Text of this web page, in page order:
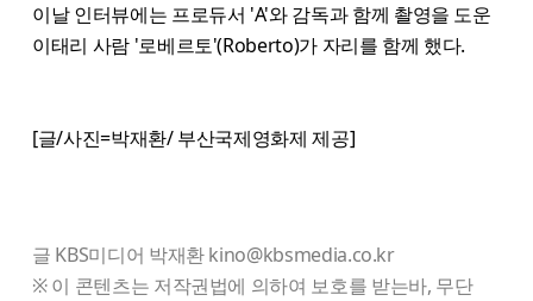
이날 인터뷰에는 프로듀서 'A'와 감독과 함께 촬영을 도운
이태리 사람 '로베르토'(Roberto)가 자리를 함께 했다.
[글/사진=박재환/ 부산국제영화제 제공]
글 KBS미디어 박재환 kino@kbsmedia.co.kr
※ 이 콘텐츠는 저작권법에 의하여 보호를 받는바, 무단